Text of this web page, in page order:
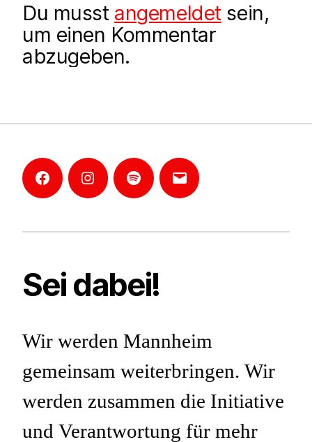
Du musst angemeldetsein,
um einen Kommentar
abzugeben.
FacebookInstagramMannheim-
E-
Sei dabei!
Wir werden Mannheim
gemeinsam weiterbringen. Wir
werden zusammen die Initiative
und Verantwortung für mehr